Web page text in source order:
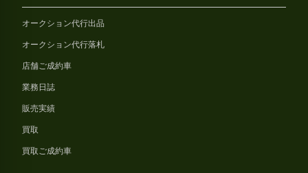
オークション代行出品
オークション代行落札
店舗ご成約車
業務日誌
販売実績
買取
買取ご成約車